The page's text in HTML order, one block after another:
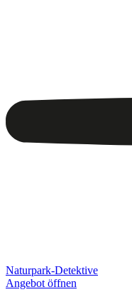
Naturpark-Detektive
Angebot öffnen